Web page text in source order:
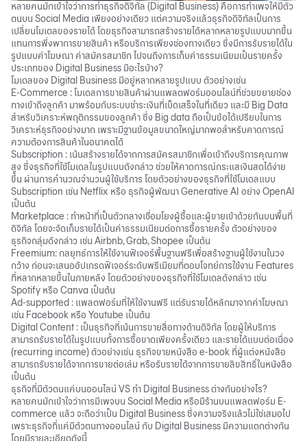
หลายคนมักเข้าใจว่าการทำธุรกิจดิจิทัล (Digital Business) คือการทำเพจให้มีตัว
ตนบน Social Media เพียงอย่างเดียว แต่ความจริงแล้วธุรกิจดิจิทัลเป็นการ
เปลี่ยนโมเดลของรายได้ โดยธุรกิจสามารถสร้างรายได้หลากหลายรูปแบบมากขึ้น
แทนการพึ่งพาการขายสินค้า หรือบริการเพียงช่องทางเดียว ซึ่งมีการรับรายได้ใน
รูปแบบค่าโฆษณา ค่าสมัครสมาชิก ไปจนถึงการเก็บค่าธรรมเนียมเป็นรายครั้ง
ประเภทของ Digital Business มีอะไรบ้าง?
โมเดลของ Digital Business มีอยู่หลากหลายรูปแบบ ตัวอย่างเช่น
E-Commerce : โมเดลการขายสินค้าผ่านแพลตฟอร์มออนไลน์ที่ช่วยขยายช่อง
ทางเข้าถึงลูกค้า มาพร้อมกับระบบชำระเงินที่เบ็ดเสร็จในที่เดียว และมี Big Data
สำหรับวิเคราะห์พฤติกรรมของลูกค้า ซึ่ง Big data ถือเป็นข้อได้เปรียบในการ
วิเคราะห์ธุรกิจอย่างมาก เพราะมีฐานข้อมูลขนาดใหญ่มากพอสำหรับคาดการณ์
ความต้องการสินค้าในอนาคตได้
Subscription : เน้นสร้างรายได้จากการสมัครสมาชิกเพื่อเข้าถึงบริการคุณภาพ
สูง ซึ่งธุรกิจที่ใช้โมเดลในรูปแบบดังกล่าว ช่วยให้คาดการณ์กระแสเงินสดได้ง่าย
ขึ้น ผ่านการคำนวณจำนวนผู้ใช้บริการ โดยตัวอย่างของธุรกิจที่ใช้โมเดลแบบ
Subscription เช่น Netflix หรือ ธุรกิจผู้พัฒนาGenerative AI อย่าง OpenAI
เป็นต้น
Marketplace : ทำหน้าที่เป็นตัวกลางเชื่อมโยงผู้ซื้อและผู้ขายเข้าด้วยกันบนพื้นที่
ดิจิทัล โดยจะจัดเก็บรายได้เป็นค่าธรรมเนียมต่อการซื้อรายครั้ง ตัวอย่างของ
ธุรกิจกลุ่มดังกล่าว เช่น Airbnb, Grab, Shopee เป็นต้น
Freemium: กลยุทธ์การให้ใช้งานฟีเจอร์พื้นฐานฟรีเพื่อสร้างฐานผู้ใช้งานในวง
กว้าง ก่อนจะเสนออัปเกรดฟีเจอร์ระดับพรีเมียมที่ตอบโจทย์การใช้งาน Features
ที่หลากหลายขึ้นในภายหลัง โดยตัวอย่างของธุรกิจที่ใช้โมเดลดังกล่าว เช่น
Spotify หรือ Canva เป็นต้น
Ad-supported : แพลตฟอร์มที่ให้ใช้งานฟรี แต่รับรายได้หลักมาจากค่าโฆษณา
เช่น Facebook หรือ Youtube เป็นต้น
Digital Content : เป็นธุรกิจที่เน้นการขายสื่อทางด้านดิจิทัล โดยผู้ให้บริการ
สามารถรับรายได้ในรูปแบบทั้งการซื้อขาดเพียงครั้งเดียว และรายได้แบบต่อเนื่อง
(recurring income) ตัวอย่างเช่น ธุรกิจขายหนังสือ e-book ที่ผู้แต่งหนังสือ
สามารถรับรายได้จากการขายต่อเล่ม หรือรับรายได้จากการขายลิขสิทธิ์ในหนังสือ
เป็นต้น
ธุรกิจที่มีตัวตนแค่บนออนไลน์ VS ทำ Digital Business ต่างกันอย่างไร?
หลายคนมักเข้าใจว่าการมีเพจบน Social Media หรือมีร้านบนแพลตฟอร์ม E-
commerce แล้ว จะถือว่าเป็น Digital Business ซึ่งความจริงแล้วไม่ใช่เสมอไป
เพราะธุรกิจที่แค่มีตัวตนทางออนไลน์ กับ Digital Business มีความแตกต่างกัน
โดยมีรายละเอียดดังนี้